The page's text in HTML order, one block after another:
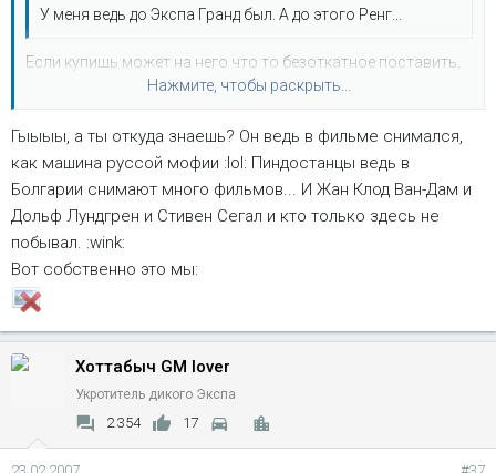
У меня ведь до Экспа Гранд был. А до этого Ренг...
Нажмите, чтобы раскрыть...
Если купишь может на него что то безоткатное поставить,
для полноты картины? Это типа по поводу дня российской
Нажмите, чтобы раскрыть...
Гыыыы, а ты откуда знаешь? Он ведь в фильме снимался,
как машина руссой мофии :lol: Пиндостанцы ведь в
Болгарии снимают много фильмов... И Жан Клод Ван-Дам и
Дольф Лундгрен и Стивен Сегал и кто только здесь не
побывал. :wink:
Вот собственно это мы:
Хоттабыч GM lover
Укротитель дикого Экспа
2 354 17